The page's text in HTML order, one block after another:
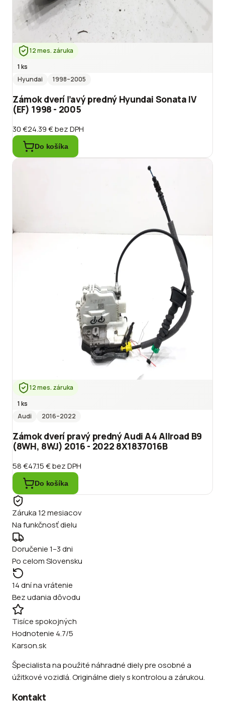
12 mes. záruka
1 ks
Hyundai
1998–2005
Zámok dverí ľavý predný Hyundai Sonata IV
(EF) 1998 - 2005
30 €24.39 €bez DPH
Do košíka
12 mes. záruka
1 ks
Audi
2016–2022
Zámok dverí pravý predný Audi A4 Allroad B9
(8WH, 8WJ) 2016 - 2022 8X1837016B
58 €47.15 €bez DPH
Do košíka
Záruka 12 mesiacov
Na funkčnosť dielu
Doručenie 1–3 dni
Po celom Slovensku
14 dní na vrátenie
Bez udania dôvodu
Tisíce spokojných
Hodnotenie 4.7/5
Karson.sk
Špecialista na použité náhradné diely pre osobné a
úžitkové vozidlá. Originálne diely s kontrolou a zárukou.
Kontakt